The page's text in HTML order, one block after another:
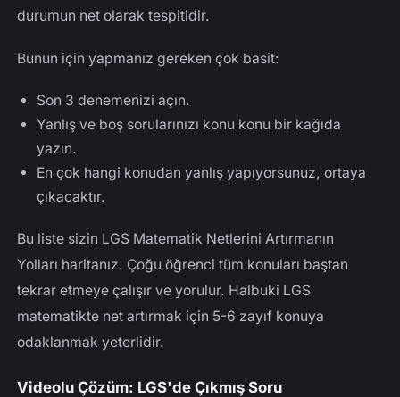
durumun net olarak tespitidir.
Bunun için yapmanız gereken çok basit:
Son 3 denemenizi açın.
Yanlış ve boş sorularınızı konu konu bir kağıda
yazın.
En çok hangi konudan yanlış yapıyorsunuz, ortaya
çıkacaktır.
Bu liste sizin LGS Matematik Netlerini Artırmanın
Yolları haritanız. Çoğu öğrenci tüm konuları baştan
tekrar etmeye çalışır ve yorulur. Halbuki LGS
matematikte net artırmak için 5-6 zayıf konuya
odaklanmak yeterlidir.
Videolu Çözüm: LGS'de Çıkmış Soru